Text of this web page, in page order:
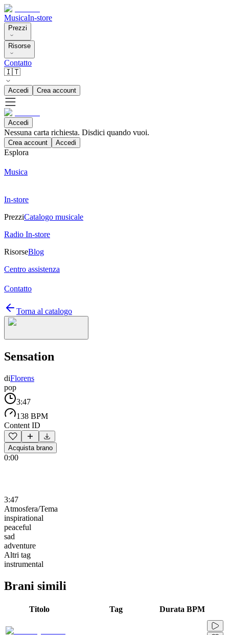
MusicaIn-store
Prezzi
Risorse
Contatto
🇮🇹
Accedi Crea account
Accedi
Nessuna carta richiesta. Disdici quando vuoi.
Crea account Accedi
Esplora
Musica
In-store
PrezziCatalogo musicale
Radio In-store
RisorseBlog
Centro assistenza
Contatto
Torna al catalogo
Sensation
diFlorens
pop
3:47
138 BPM
Content ID
Acquista brano
0:00
3:47
Atmosfera/Tema
inspirational
peaceful
sad
adventure
Altri tag
instrumental
Brani simili
Titolo Tag Durata BPM